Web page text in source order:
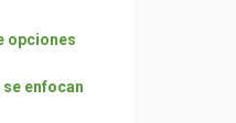
opciones
se enfocan